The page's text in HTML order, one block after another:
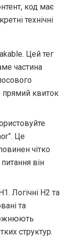
код має
технічні
Цей тег
частина
прямий квиток
Це
чітко
він
Логічні H2 та
та
структур.